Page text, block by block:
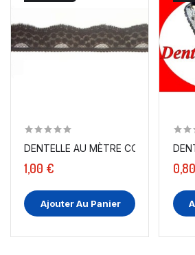
DENTELLE AU MÈTRE COUTURE EN
1,00 €
Ajouter Au Panier